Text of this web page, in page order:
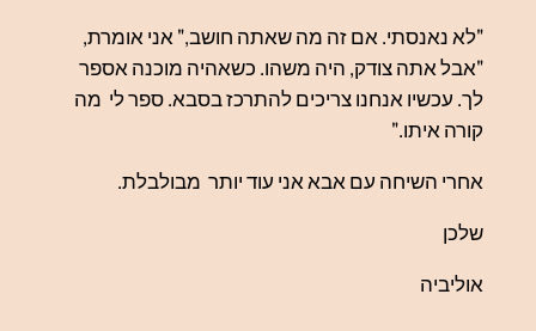
"לא נאנסתי. אם זה מה שאתה חושב," אני אומרת,
"אבל אתה צודק, היה משהו. כשאהיה מוכנה אספר
לך. עכשיו אנחנו צריכים להתרכז בסבא. ספר לי מה
קורה איתו."
אחרי השיחה עם אבא אני עוד יותר מבולבלת.
שלכן
אוליביה